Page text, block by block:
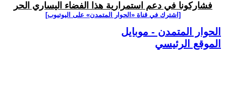
فشاركونا في دعم استمرارية هذا الفضاء اليساري الحر
[اشترك في قناة ‫«الحوار المتمدن» على اليوتيوب]
الحوار المتمدن - موبايل
الموقع الرئيسي